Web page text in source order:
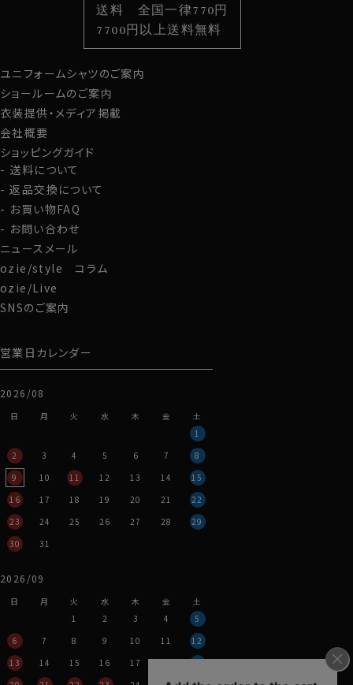
スタイルから選ぶ
カジュアルシャツ
定番シャツ
財布・名刺入れ
バッグ
ストール・マフラー
グローブ
ユニフォームシャツのご案内
ショールームのご案内
衣装提供・メディア掲載
会社概要
ショッピングガイド
送料について
返品交換について
お買い物FAQ
お問い合わせ
ニュースメール
ozie/style コラム
ozie/Live
SNSのご案内
営業日カレンダー
2026/08
日 月 火 水 木 金
土
1
2
3 4 5 6 7
8
9
10 11 12 13 14
15
16
17 18 19 20 21
22
23
24 25 26 27 28
29
30
31
2026/09
日 月 火 水 木 金
土
1
2 3 4
5
6
7 8 9 10 11
12
13
14 15 16 17 18
19
送料 全国一律770円
7700円以上送料無料